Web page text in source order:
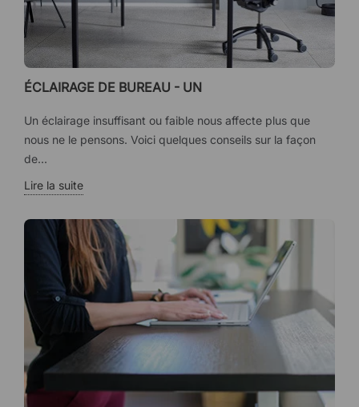
ÉCLAIRAGE DE BUREAU - UN
Un éclairage insuffisant ou faible nous affecte plus que
nous ne le pensons. Voici quelques conseils sur la façon
de...
Lire la suite